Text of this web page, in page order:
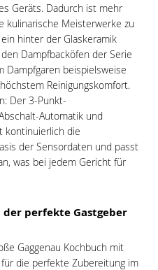
Geräts. Dadurch ist mehr
kulinarische Meisterwerke zu
hinter der Glaskeramik
Dampfbacköfen der Serie
Dampfgaren beispielsweise
Reinigungskomfort.
Der 3-Punkt-
Automatik und
kontinuierlich die
der Sensordaten und passt
was bei jedem Gericht für
der perfekte Gastgeber
Gaggenau Kochbuch mit
die perfekte Zubereitung im